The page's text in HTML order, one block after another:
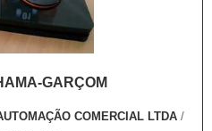
GARÇOM
COMERCIAL LTDA /